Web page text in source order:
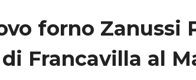
forno Zanussi
Francavilla al